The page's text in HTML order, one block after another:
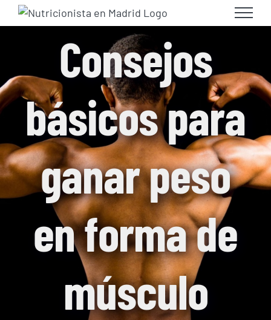
Skip
to
Consejos
básicos para
ganar peso
en forma de
músculo